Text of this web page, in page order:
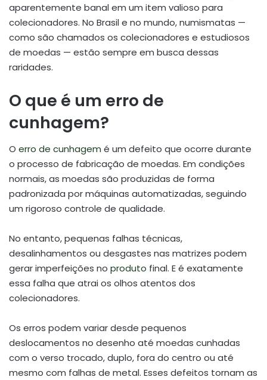
aparentemente banal em um item valioso para
colecionadores. No Brasil e no mundo, numismatas —
como são chamados os colecionadores e estudiosos
de moedas — estão sempre em busca dessas
raridades.
O que é um erro de
cunhagem?
O erro de cunhagem é um defeito que ocorre durante
o processo de fabricação de moedas. Em condições
normais, as moedas são produzidas de forma
padronizada por máquinas automatizadas, seguindo
um rigoroso controle de qualidade.
No entanto, pequenas falhas técnicas,
desalinhamentos ou desgastes nas matrizes podem
gerar imperfeições no produto final. E é exatamente
essa falha que atrai os olhos atentos dos
colecionadores.
Os erros podem variar desde pequenos
deslocamentos no desenho até moedas cunhadas
com o verso trocado, duplo, fora do centro ou até
mesmo com falhas de metal. Esses defeitos tornam as